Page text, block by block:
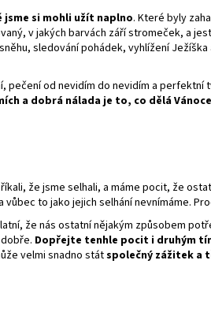
si mohli užít naplno. Které byly
v jakých barvách září stromeček, a
sledování pohádek, vyhlížení
pečení od nevidím do nevidím a perfektní
a dobrá nálada je to, co dělá
že jsme selhali, a máme pocit, že
to jako jejich selhání nevnímáme.
že nás ostatní nějakým způsobem
Dopřejte tenhle pocit i druhým
velmi snadno státspolečný zážitek a